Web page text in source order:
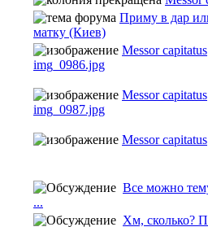
Приму в дар
матку (Киев)
Messor capitatus
img_0986.jpg
Messor capitatus
img_0987.jpg
Messor capitatus
Все можно
...
Хм, сколько?